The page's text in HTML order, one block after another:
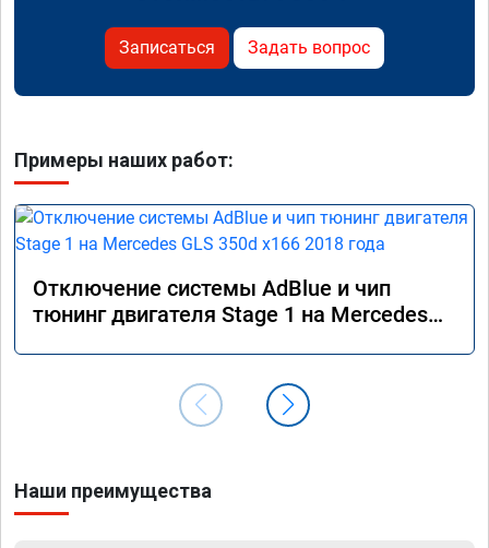
Записаться Задать вопрос
Примеры наших работ:
Отключение системы AdBlue и чип
тюнинг двигателя Stage 1 на Mercedes
Наши преимущества